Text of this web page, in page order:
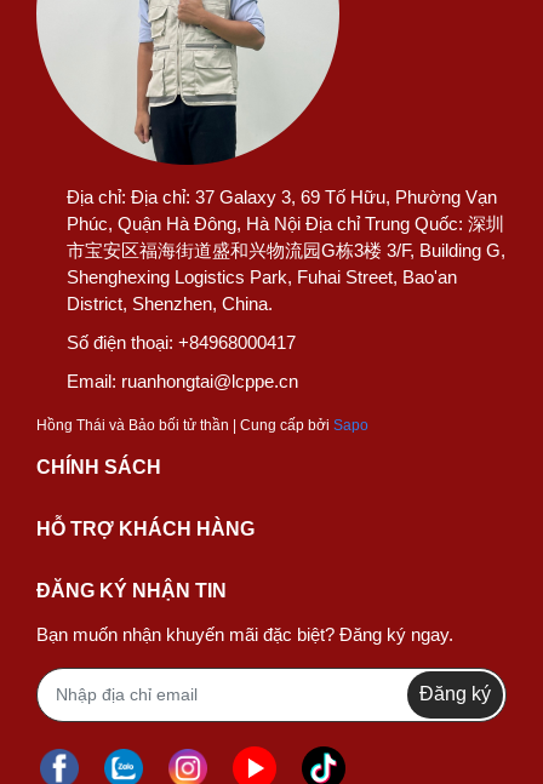
Địa chỉ: Địa chỉ: 37 Galaxy 3, 69 Tố Hữu, Phường Vạn
Phúc, Quận Hà Đông, Hà Nội Địa chỉ Trung Quốc: 深圳
市宝安区福海街道盛和兴物流园G栋3楼 3/F, Building G,
Shenghexing Logistics Park, Fuhai Street, Bao'an
District, Shenzhen, China.
Số điện thoại: +84968000417
Email: ruanhongtai@lcppe.cn
Hồng Thái và Bảo bối tử thần | Cung cấp bởi Sapo
CHÍNH SÁCH
HỖ TRỢ KHÁCH HÀNG
ĐĂNG KÝ NHẬN TIN
Bạn muốn nhận khuyến mãi đặc biệt? Đăng ký ngay.
Đăng ký